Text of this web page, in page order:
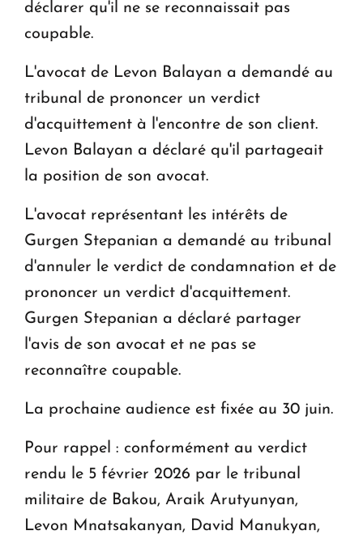
déclarer qu'il ne se reconnaissait pas
coupable.
L'avocat de Levon Balayan a demandé au
tribunal de prononcer un verdict
d'acquittement à l'encontre de son client.
Levon Balayan a déclaré qu'il partageait
la position de son avocat.
L'avocat représentant les intérêts de
Gurgen Stepanian a demandé au tribunal
d'annuler le verdict de condamnation et de
prononcer un verdict d'acquittement.
Gurgen Stepanian a déclaré partager
l'avis de son avocat et ne pas se
reconnaître coupable.
La prochaine audience est fixée au 30 juin.
Pour rappel : conformément au verdict
rendu le 5 février 2026 par le tribunal
militaire de Bakou, Araik Arutyunyan,
Levon Mnatsakanyan, David Manukyan,